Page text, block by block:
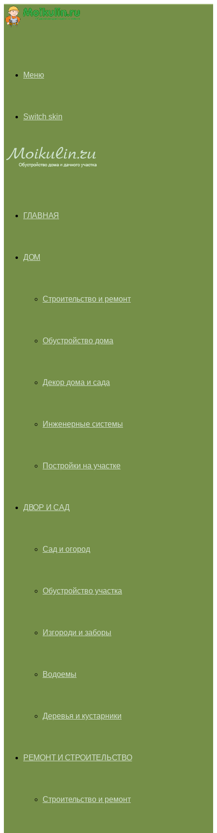
Меню
Switch skin
ГЛАВНАЯ
ДОМ
Строительство и ремонт
Обустройство дома
Декор дома и сада
Инженерные системы
Постройки на участке
ДВОР И САД
Сад и огород
Обустройство участка
Изгороди и заборы
Водоемы
Деревья и кустарники
РЕМОНТ И СТРОИТЕЛЬСТВО
Строительство и ремонт